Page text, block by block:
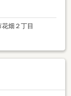
畑２丁目